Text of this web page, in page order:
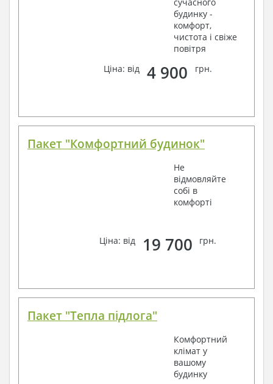
сучасного
будинку -
комфорт,
чистота і свіже
повітря
Ціна: від
4 900 грн.
Пакет "Комфортний будинок"
Не
відмовляйте
собі в
комфорті
Ціна: від 19 700 грн.
Пакет "Тепла підлога"
Комфортний
клімат у
вашому
будинку